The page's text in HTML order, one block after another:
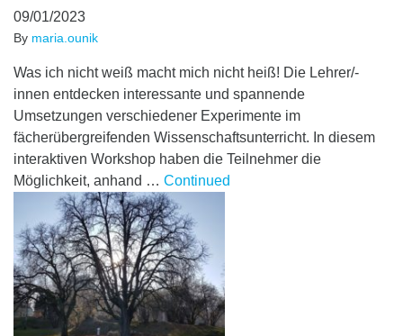
09/01/2023
By maria.ounik
Was ich nicht weiß macht mich nicht heiß! Die Lehrer/-
innen entdecken interessante und spannende
Umsetzungen verschiedener Experimente im
fächerübergreifenden Wissenschaftsunterricht. In diesem
interaktiven Workshop haben die Teilnehmer die
Möglichkeit, anhand … Continued